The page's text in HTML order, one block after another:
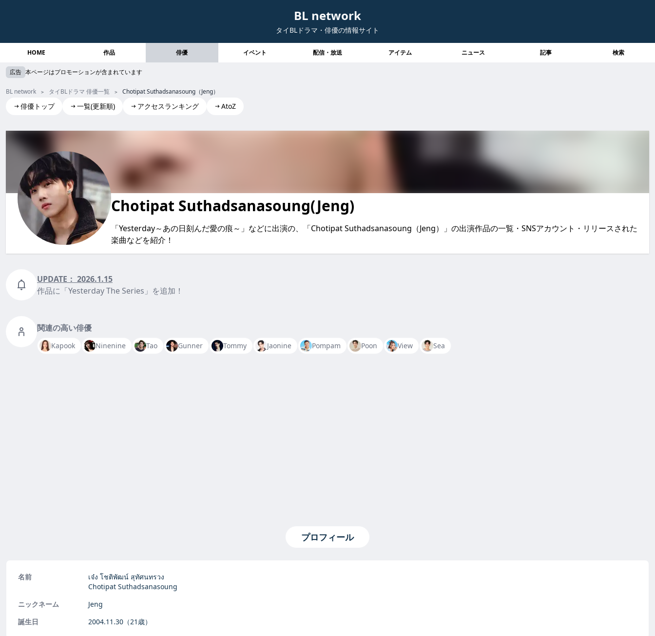
BL network
タイBLドラマ・俳優の情報サイト
HOME 作品 俳優 イベント 配信・放送 アイテム ニュース 記事 検索
広告 本ページはプロモーションが含まれています
BL network タイBLドラマ 俳優一覧 Chotipat Suthadsanasoung（Jeng）
俳優トップ 一覧(更新順) アクセスランキング AtoZ
Chotipat Suthadsanasoung(Jeng)
「Yesterday～あの日刻んだ愛の痕～」などに出演の、「Chotipat Suthadsanasoung（Jeng）」の出演作品の一覧・SNSアカウント・リリースされた
楽曲などを紹介！
UPDATE： 2026.1.15
作品に「Yesterday The Series」を追加！
関連の高い俳優
Kapook Ninenine Tao Gunner Tommy Jaonine Pompam Poon View Sea
プロフィール
名前
เจ๋ง โชติพัฒน์ สุทัศนทรวง
Chotipat Suthadsanasoung
ニックネーム
Jeng
誕生日
2004.11.30 （21歳）